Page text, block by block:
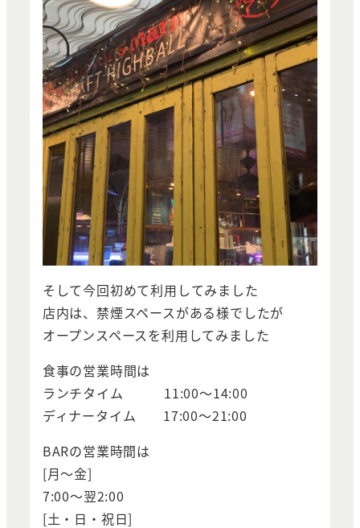
そして今回初めて利用してみました
店内は、禁煙スペースがある様でしたが
オープンスペースを利用してみました
食事の営業時間は
ランチタイム 11:00～14:00
ディナータイム 17:00～21:00
BARの営業時間は
[月～金]
7:00～翌2:00
[土・日・祝日]